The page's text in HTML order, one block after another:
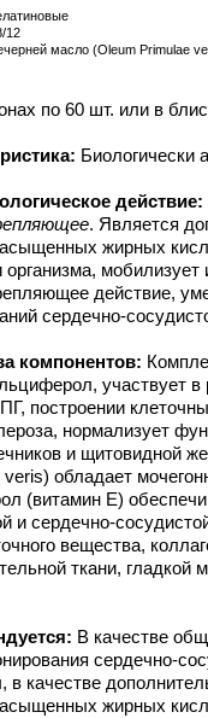
12
масло (Oleum Primulae
по 60 шт. или в
Биологически
действие:
. Является
жирных
действие,
сердечно-
компонентов:
участвует
построении
нормализует
и щитовидной
veris) обладает
(витамин E)
и сердечно-
вещества,
ткани, гладкой
В качестве
сердечно-
в качестве
жирных